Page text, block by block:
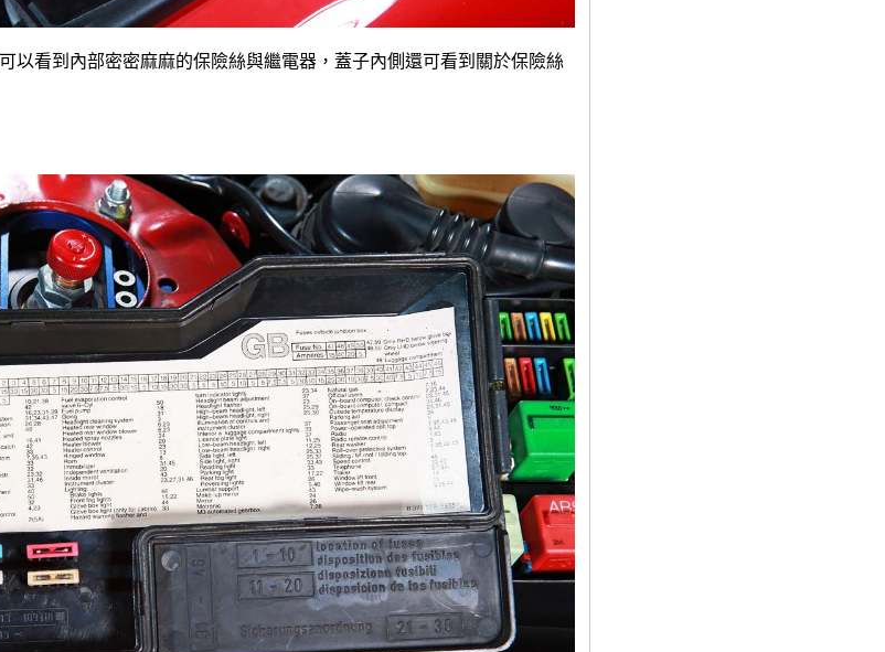
以看到內部密密麻麻的保險絲與繼電器，蓋子內側還可看到關於保險絲